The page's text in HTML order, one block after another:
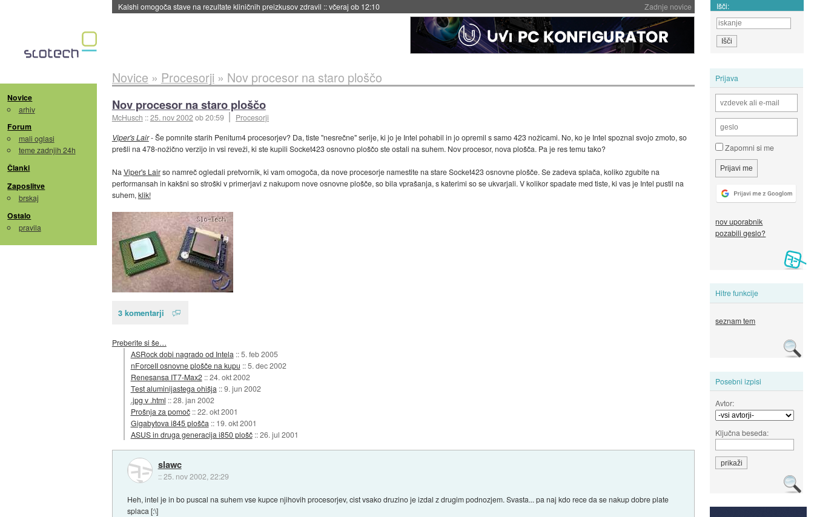
Zadnje novice
Kalshi omogoča stave na rezultate kliničnih preizkusov zdravil ::včeraj ob 12:10 Išči:
Novice
arhiv
Forum
mali oglasi
teme zadnjih 24h
Članki
Zaposlitve
brskaj
Ostalo
pravila
Prijava
Zapomni si me
nov uporabnik
pozabili geslo?
Hitre funkcije
seznam tem
Posebni izpisi
Avtor:
Ključna beseda:
Novice » Procesorji » Nov procesor na staro ploščo
Nov procesor na staro ploščo
McHusch ::25. nov 2002ob 20:59
Procesorji
Viper's Lair- Še pomnite starih Penitum4 procesorjev? Da, tiste "nesrečne" serije, ki jo je Intel pohabil in jo opremil s samo 423 nožicami. No, ko je Intel spoznal svojo zmoto, so
prešli na 478-nožično verzijo in vsi reveži, ki ste kupili Socket423 osnovno ploščo ste ostali na suhem. Nov procesor, nova plošča. Pa je res temu tako?
Na Viper's Lairso namreč ogledali pretvornik, ki vam omogoča, da nove procesorje namestite na stare Socket423 osnovne plošče. Se zadeva splača, koliko zgubite na
performansah in kakšni so stroški v primerjavi z nakupom nove osnovne plošče, so bila vprašanja, s katerimi so se ukvarjali. V kolikor spadate med tiste, ki vas je Intel pustil na
suhem, klik!
3 komentarji
Preberite si še…
ASRock dobi nagrado od Intela ::5. feb 2005
nForceII osnovne plošče na kupu ::5. dec 2002
Renesansa IT7-Max2 ::24. okt 2002
Test aluminijastega ohišja ::9. jun 2002
.jpg v .html ::28. jan 2002
Prošnja za pomoč ::22. okt 2001
Gigabytova i845 plošča :: 19. okt 2001
ASUS in druga generacija i850 plošč ::26. jul 2001
slawc
::25. nov 2002, 22:29
Heh, intel je in bo puscal na suhem vse kupce njihovih procesorjev, cist vsako druzino je izdal z drugim podnozjem. Svasta... pa naj kdo rece da se nakup dobre plate
splaca [:\]